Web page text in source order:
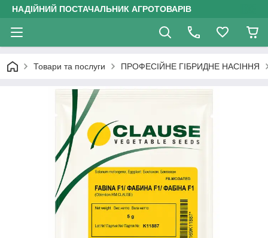
НАДІЙНИЙ ПОСТАЧАЛЬНИК АГРОТОВАРІВ
Товари та послуги ПРОФЕСІЙНЕ ГІБРИДНЕ НАСІННЯ